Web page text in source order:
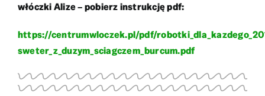
włóczki Alize – pobierz instrukcję pdf:
https://centrumwloczek.pl/pdf/
sweter_z_duzym_sciagczem_burcum.pdf